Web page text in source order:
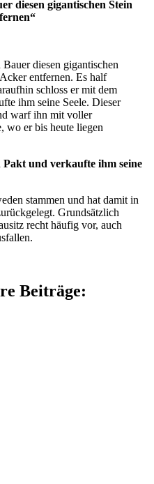
diesen gigantischen Stein
diesen gigantischen
entfernen. Es half
schloss er mit dem
ihm seine Seele. Dieser
warf ihn mit voller
wo er bis heute liegen
Pakt und verkaufte ihm seine
stammen und hat damit in
Grundsätzlich
recht häufig vor, auch
Beiträge: